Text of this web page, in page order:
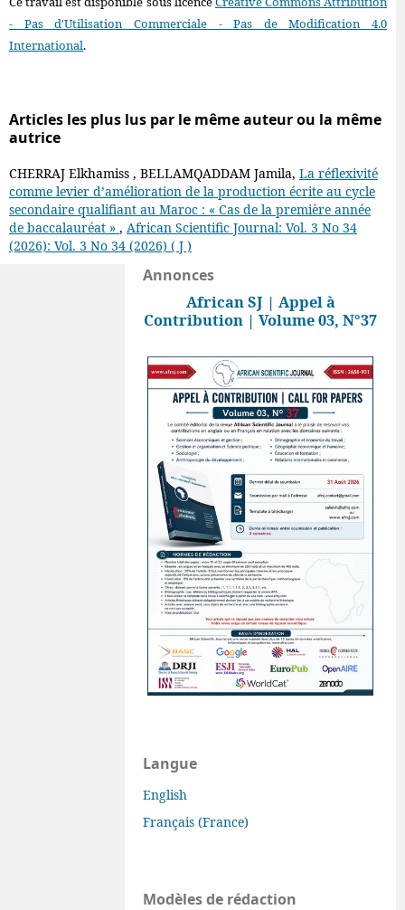
- Pas d'Utilisation Commerciale - Pas de Modification 4.0
International.
Articles les plus lus par le même auteur ou la même
autrice
CHERRAJ Elkhamiss , BELLAMQADDAM Jamila, La réflexivité
comme levier d’amélioration de la production écrite au cycle
secondaire qualifiant au Maroc : « Cas de la première année
de baccalauréat » , African Scientific Journal: Vol. 3 No 34
(2026): Vol. 3 No 34 (2026) ( J )
Annonces
African SJ | Appel à
Contribution | Volume 03, N°37
Langue
English
Français (France)
Modèles de rédaction